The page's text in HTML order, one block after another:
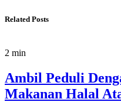
Related Posts
2 min
Ambil Peduli
Makanan Halal